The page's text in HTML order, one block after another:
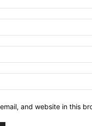
and website in this